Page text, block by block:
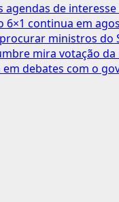
agendas de
6×1 continua em
ministros do
mira votação da
debates com o